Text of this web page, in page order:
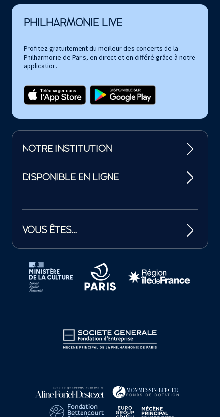
PHILHARMONIE LIVE
Profitez gratuitement du meilleur des concerts de la
Philharmonie de Paris, en direct et en différé grâce à notre
application.
NOTRE INSTITUTION
DISPONIBLE EN LIGNE
VOUS ÊTES…
Tutelles et mécènes de la Philharmonie de Paris